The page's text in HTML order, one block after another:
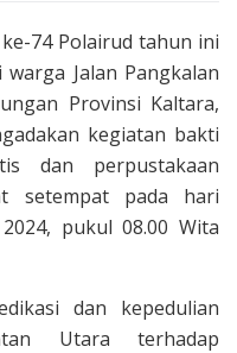
74 Polairud tahun ini
Jalan Pangkalan
Provinsi Kaltara,
kegiatan bakti
dan perpustakaan
setempat pada hari
pukul 08.00 Wita
dan kepedulian
Utara terhadap